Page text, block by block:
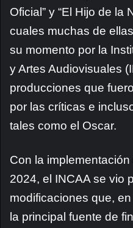
Oficial” y “El Hijo de la
cuales muchas de
su momento por la
y Artes Audiovisuales
producciones que
por las críticas e
tales como el Oscar.
Con la
2024, el INCAA se vio
modificaciones que,
la principal fuente de